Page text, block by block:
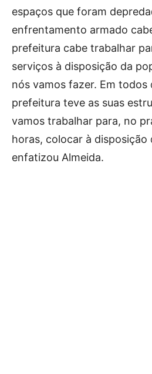
espaços que foram
enfrentamento armado
prefeitura cabe trabalhar
serviços à disposição da
nós vamos fazer. Em todos
prefeitura teve as suas
vamos trabalhar para, no
horas, colocar à disposição
enfatizou Almeida.